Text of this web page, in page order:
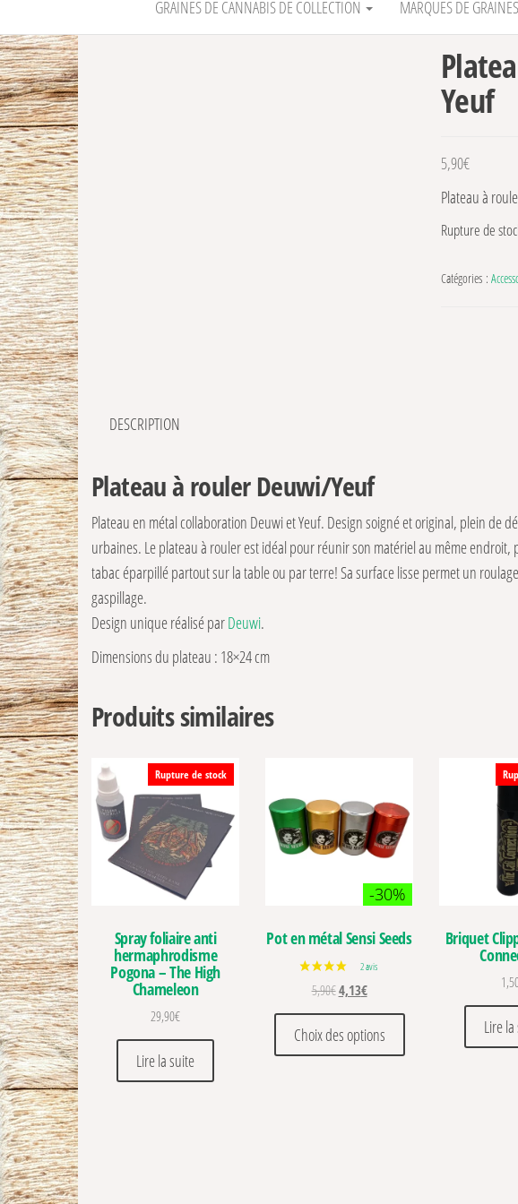
GRAINES DE CANNABIS DE COLLECTION MARQUES DE GRAINES
Yeuf
5,90€
Plateau à
Rupture de
Catégories :
DESCRIPTION
Plateau à rouler Deuwi/Yeuf
Plateau en métal collaboration Deuwi et Yeuf. Design soigné et original, plein de
urbaines. Le plateau à rouler est idéal pour réunir son matériel au même endroit,
tabac éparpillé partout sur la table ou par terre! Sa surface lisse permet un
gaspillage.
Design unique réalisé parDeuwi.
Dimensions du plateau : 18×24 cm
Produits similaires
Rupture de stock
Spray foliaire anti
hermaphrodisme
Pogona – The High
Chameleon
29,90€
Lire la suite
-30%
Pot en métal Sensi Seeds
5,90€Le prix initial était : 5,90€.
4,13€Le prix actuel est : 4,13€.
Choix des options
Ce produit a
Briquet
Lire